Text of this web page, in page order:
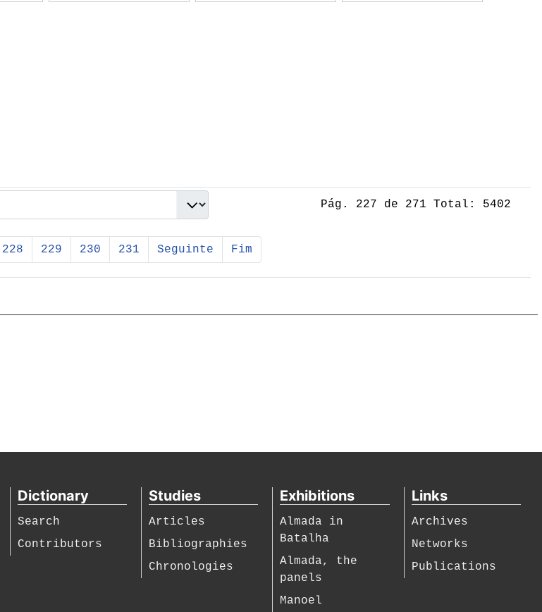
Pág. 227 de 271 Total: 5402
228 229 230 231 Seguinte Fim
Dictionary
Search
Contributors
Studies
Articles
Bibliographies
Chronologies
Exhibitions
Almada in
Batalha
Almada, the
panels
Manoel
Links
Archives
Networks
Publications